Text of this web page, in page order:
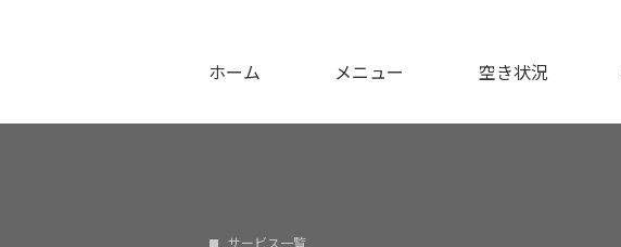
ホーム メニュー 空き状況
サービス一覧